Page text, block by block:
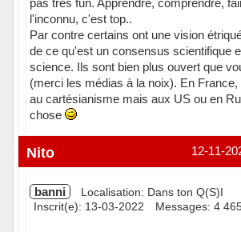
pas très fun. Apprendre, comprendre,
l'inconnu, c'est top..
Par contre certains ont une vision
de ce qu'est un consensus scientifique
science. Ils sont bien plus ouvert que
(merci les médias à la noix). En France,
au cartésianisme mais aux US ou en
chose
Hors ligne 12-11-
Nito
banni
Localisation: Dans ton Q(S)I
Inscrit(e): 13-03-2022
Messages: 4